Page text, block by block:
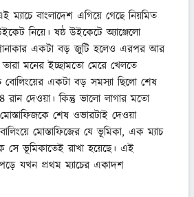
ম্যাচে বাংলাদেশ এগিয়ে গেছে নিয়মিত
নিয়ে। ষষ্ঠ উইকেটে অ্যাঞ্জেলো
একটা বড় জুটি হলেও এরপর আর
তারা মনের ইচ্ছামতো মেরে খেলতে
বোলিংয়ের একটা বড় সমস্যা ছিলো শেষ
রান দেওয়া। কিন্তু ভালো লাগার মতো
শেষ ওভারটাই দেওয়া
মোস্তাফিজের যে ভূমিকা, এক ম্যাচ
সে ভূমিকাতেই রাখা হয়েছে। এই
যখন প্রথম ম্যাচের একাদশ